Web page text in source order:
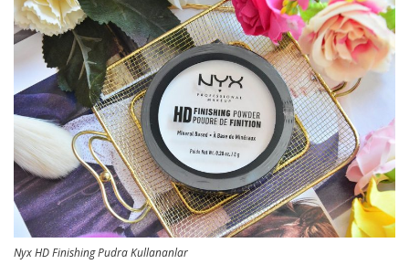
Nyx HD Finishing Pudra Kullananlar